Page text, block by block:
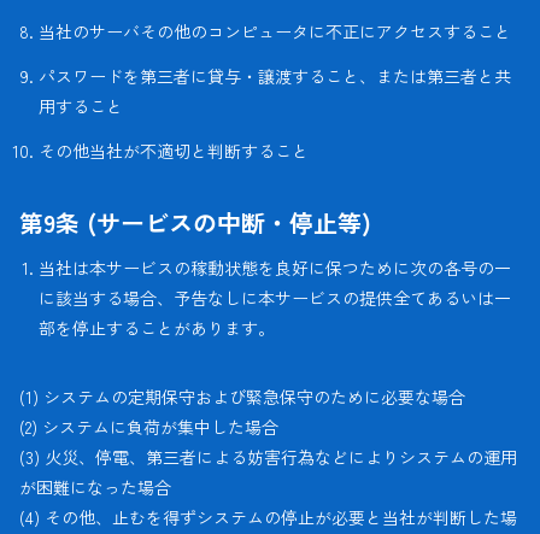
当社のサーバその他のコンピュータに不正にアクセスすること
パスワードを第三者に貸与・譲渡すること、または第三者と共
用すること
その他当社が不適切と判断すること
第9条 (サービスの中断・停止等)
当社は本サービスの稼動状態を良好に保つために次の各号の一
に該当する場合、予告なしに本サービスの提供全てあるいは一
部を停止することがあります。
(1) システムの定期保守および緊急保守のために必要な場合
(2) システムに負荷が集中した場合
(3) 火災、停電、第三者による妨害行為などによりシステムの運用
が困難になった場合
(4) その他、止むを得ずシステムの停止が必要と当社が判断した場